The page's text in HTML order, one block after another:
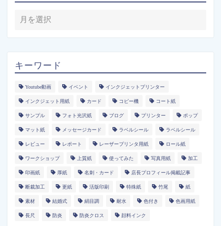
キーワード
Youtube動画 イベント インクジェットプリンター
インクジェット用紙 カード コピー機 コート紙
サンプル フォト光沢紙 ブログ プリンター ポップ
マット紙 メッセージカード ラベルシール ラベルシール
レビュー レポート レーザープリンタ用紙 ロール紙
ワークショップ 上質紙 使ってみた 写真用紙 加工
印画紙 厚紙 名刺・カード 店長プロフィール掲載記事
断裁加工 更紙 活版印刷 特殊紙 竹尾 紙
素材 結婚式 絹目調 耐水 色付き 色画用紙
長尺 防炎 防炎クロス 顔料インク